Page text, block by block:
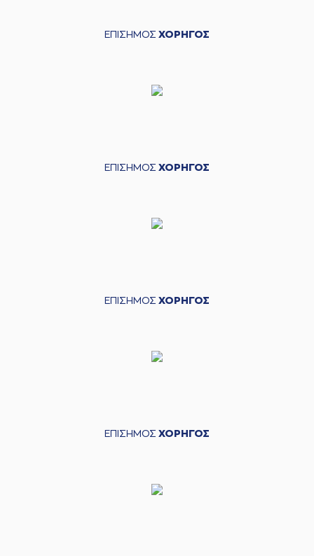
ΕΠΙΣΗΜΟΣ ΧΟΡΗΓΟΣ
ΕΠΙΣΗΜΟΣ ΧΟΡΗΓΟΣ
ΕΠΙΣΗΜΟΣ ΧΟΡΗΓΟΣ
ΕΠΙΣΗΜΟΣ ΧΟΡΗΓΟΣ